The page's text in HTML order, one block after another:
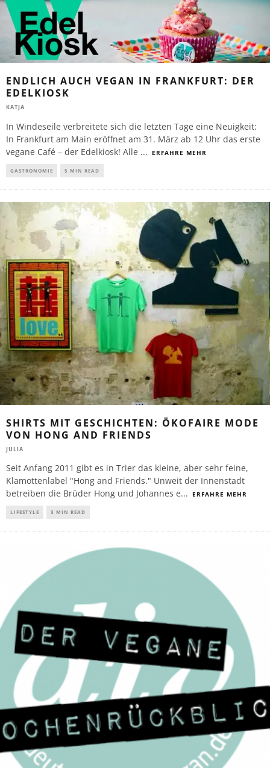
ENDLICH AUCH VEGAN IN FRANKFURT: DER
EDELKIOSK
KATJA
In Windeseile verbreitete sich die letzten Tage eine Neuigkeit:
In Frankfurt am Main eröffnet am 31. März ab 12 Uhr das erste
vegane Café – der Edelkiosk! Alle ... ERFAHRE MEHR
GASTRONOMIE 5 MIN READ
SHIRTS MIT GESCHICHTEN: ÖKOFAIRE MODE
VON HONG AND FRIENDS
JULIA
Seit Anfang 2011 gibt es in Trier das kleine, aber sehr feine,
Klamottenlabel "Hong and Friends." Unweit der Innenstadt
betreiben die Brüder Hong und Johannes e... ERFAHRE MEHR
LIFESTYLE 3 MIN READ